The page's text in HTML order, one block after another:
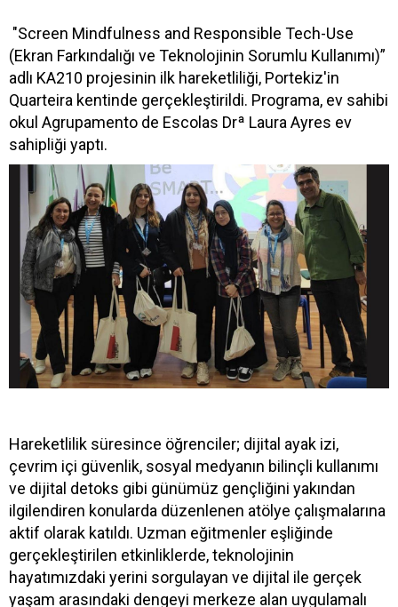
"Screen Mindfulness and Responsible Tech-Use
(Ekran Farkındalığı ve Teknolojinin Sorumlu Kullanımı)”
adlı KA210 projesinin ilk hareketliliği, Portekiz'in
Quarteira kentinde gerçekleştirildi. Programa, ev sahibi
okul Agrupamento de Escolas Drª Laura Ayres ev
sahipliği yaptı.
Hareketlilik süresince öğrenciler; dijital ayak izi,
çevrim içi güvenlik, sosyal medyanın bilinçli kullanımı
ve dijital detoks gibi günümüz gençliğini yakından
ilgilendiren konularda düzenlenen atölye çalışmalarına
aktif olarak katıldı. Uzman eğitmenler eşliğinde
gerçekleştirilen etkinliklerde, teknolojinin
hayatımızdaki yerini sorgulayan ve dijital ile gerçek
yaşam arasındaki dengeyi merkeze alan uygulamalı